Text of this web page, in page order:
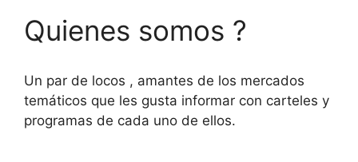
Quienes somos ?
Un par de locos , amantes de los mercados
temáticos que les gusta informar con carteles y
programas de cada uno de ellos.